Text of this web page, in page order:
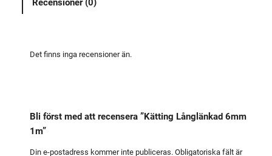
Recensioner (0)
Det finns inga recensioner än.
Bli först med att recensera ”Kätting Långlänkad 6mm
1m”
Din e-postadress kommer inte publiceras. Obligatoriska fält är